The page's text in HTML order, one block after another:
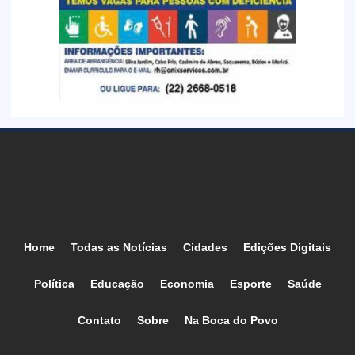
Home Todas as Notícias Cidades Edições Digitais
Política Educação Economia Esporte Saúde
Contato Sobre Na Boca do Povo